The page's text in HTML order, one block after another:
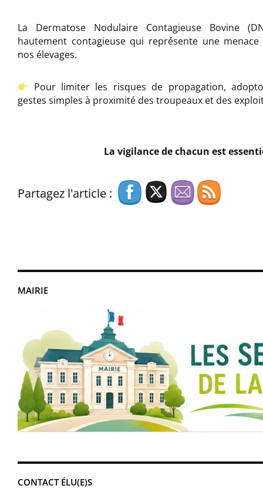
MAIRIE
CONTACT ÉLU(E)S
La Dermatose Nodulaire Contagieuse Bovine
hautement contagieuse qui représente une
nos élevages.
Pour limiter les risques de propagation,
gestes simples à proximité des troupeaux et des
La vigilance de chacun est
Partagez l'article :